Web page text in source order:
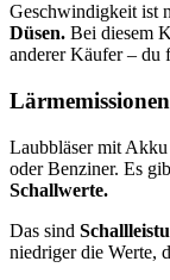
Geschwindigkeit ist
Düsen. Bei diesem
anderer Käufer – du
Laubbläser mit
oder Benziner. Es
Schallwerte.
Das sind
niedriger die Werte,